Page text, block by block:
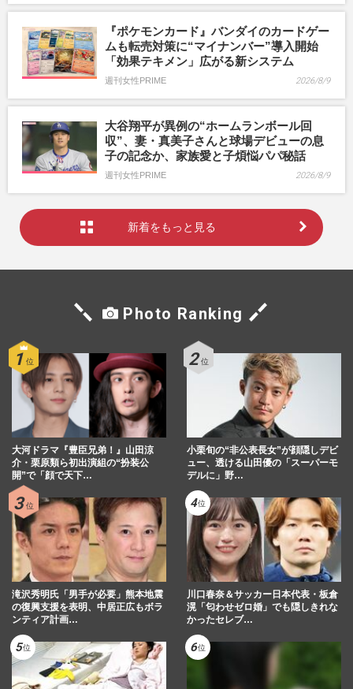
『ポケモンカード』バンダイのカードゲー
ムも転売対策に“マイナンバー”導入開始
「効果テキメン」広がる新システム
週刊女性PRIME 2026/8/9
大谷翔平が異例の“ホームランボール回
収”、妻・真美子さんと球場デビューの息
子の記念か、家族愛と子煩悩パパ秘話
週刊女性PRIME 2026/8/9
新着をもっと見る
Photo Ranking
大河ドラマ『豊臣兄弟！』山田涼
介・栗原類ら初出演組の“扮装公
開”で「顔で天下…
小栗旬の“非公表長女”が顔隠しデビ
ュー、透ける山田優の「スーパーモ
デルに」野…
滝沢秀明氏「男手が必要」熊本地震
の復興支援を表明、中居正広もボラ
ンティア計画…
川口春奈＆サッカー日本代表・板倉
滉「匂わせゼロ婚」でも隠しきれな
かったセレブ…